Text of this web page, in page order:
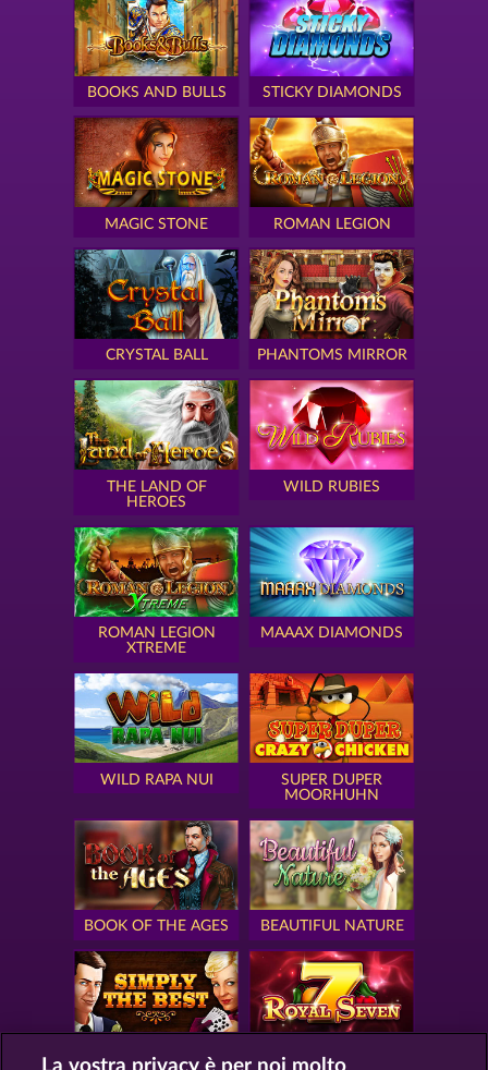
BOOKS AND BULLS STICKY DIAMONDS
MAGIC STONE ROMAN LEGION
CRYSTAL BALL PHANTOMS MIRROR
THE LAND OF
HEROES
WILD RUBIES
ROMAN LEGION
XTREME
MAAAX DIAMONDS
WILD RAPA NUI
SUPER DUPER
MOORHUHN
BOOK OF THE AGES BEAUTIFUL NATURE
SIMPLY THE BEST ROYAL SEVEN